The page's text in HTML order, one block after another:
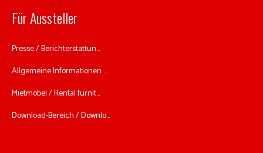
Für Aussteller
Presse / Berichterstattun...
Allgemeine Informationen ...
Mietmöbel / Rental furnit...
Download-Bereich / Downlo...